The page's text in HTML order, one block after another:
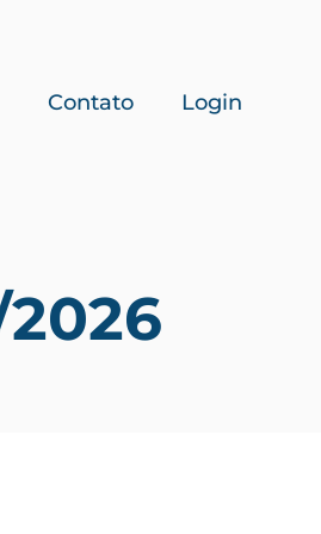
Contato Login